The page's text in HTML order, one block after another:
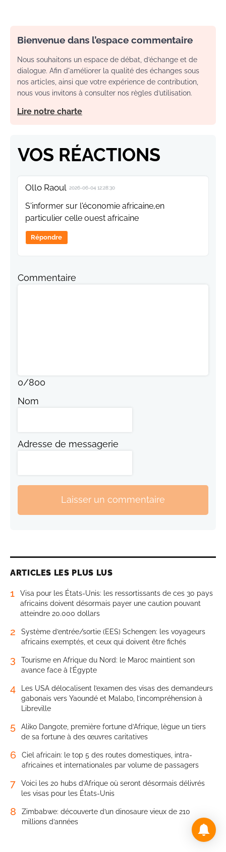
Bienvenue dans l’espace commentaire
Nous souhaitons un espace de débat, d’échange et de
dialogue. Afin d'améliorer la qualité des échanges sous
nos articles, ainsi que votre expérience de contribution,
nous vous invitons à consulter nos règles d’utilisation.
Lire notre charte
VOS RÉACTIONS
Ollo Raoul 2026-06-04 12:28:30
S'informer sur l'économie africaine,en
particulier celle ouest africaine
Répondre
Commentaire
0/800
Nom
Adresse de messagerie
Laisser un commentaire
ARTICLES LES PLUS LUS
1
Visa pour les États-Unis: les ressortissants de ces 30 pays
africains doivent désormais payer une caution pouvant
atteindre 20.000 dollars
2
Système d’entrée/sortie (EES) Schengen: les voyageurs
africains exemptés, et ceux qui doivent être fichés
3
Tourisme en Afrique du Nord: le Maroc maintient son
avance face à l’Égypte
4
Les USA délocalisent l’examen des visas des demandeurs
gabonais vers Yaoundé et Malabo, l’incompréhension à
Libreville
5
Aliko Dangote, première fortune d’Afrique, lègue un tiers
de sa fortune à des œuvres caritatives
6
Ciel africain: le top 5 des routes domestiques, intra-
africaines et internationales par volume de passagers
7
Voici les 20 hubs d’Afrique où seront désormais délivrés
les visas pour les États-Unis
8
Zimbabwe: découverte d’un dinosaure vieux de 210
millions d’années